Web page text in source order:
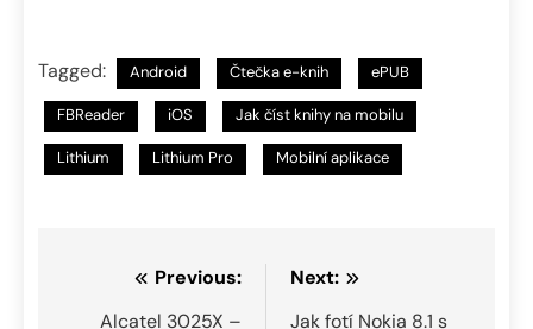
Tagged: Android Čtečka e-knih ePUB
FBReader iOS Jak číst knihy na mobilu
Lithium Lithium Pro Mobilní aplikace
NavigacePrevious:
Alcatel 3025X –
Next:
Jak fotí Nokia 8.1 s